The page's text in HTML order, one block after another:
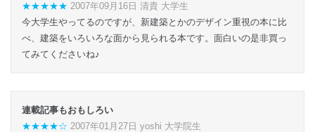
★★★★★ 2007年09月16日 清貴 大学生
今大学生やってるのですが、新建築とかのデザイン重視の本に比
べ、建築をいろいろな面から見られる本です。面白いの是非買っ
てみてくださいね♪
連載記事もおもしろい
★★★★☆ 2007年01月27日 yoshi 大学院生